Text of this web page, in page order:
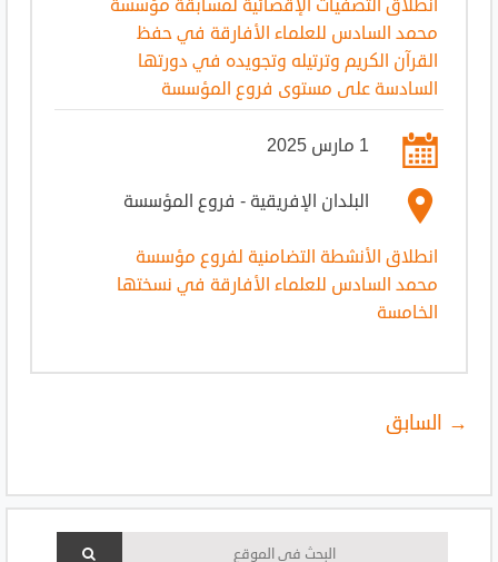
انطلاق التصفيات الإقصائية لمسابقة مؤسسة
محمد السادس للعلماء الأفارقة في حفظ
القرآن الكريم وترتيله وتجويده في دورتها
السادسة على مستوى فروع المؤسسة
1 مارس 2025
البلدان الإفريقية - فروع المؤسسة
انطلاق الأنشطة التضامنية لفروع مؤسسة
محمد السادس للعلماء الأفارقة في نسختها
الخامسة
→ السابق